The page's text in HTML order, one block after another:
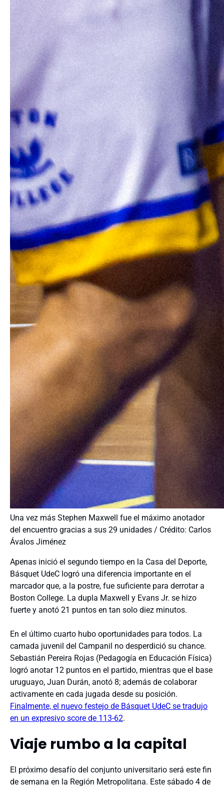
Una vez más Stephen Maxwell fue el máximo anotador
del encuentro gracias a sus 29 unidades / Crédito: Carlos
Ávalos Jiménez
Apenas inició el segundo tiempo en la Casa del Deporte,
Básquet UdeC logró una diferencia importante en el
marcador que, a la postre, fue suficiente para derrotar a
Boston College. La dupla Maxwell y Evans Jr. se hizo
fuerte y anotó 21 puntos en tan solo diez minutos.
En el último cuarto hubo oportunidades para todos. La
camada juvenil del Campanil no desperdició su chance.
Sebastián Pereira Rojas (Pedagogía en Educación Física)
logró anotar 12 puntos en el partido, mientras que el base
uruguayo, Juan Durán, anotó 8; además de colaborar
activamente en cada jugada desde su posición.
Finalmente, el nuevo festejo de Básquet UdeC se tradujo
en un expresivo score de 113-62.
Viaje rumbo a la capital
El próximo desafío del conjunto universitario será este fin
de semana en la Región Metropolitana. Este sábado 4 de